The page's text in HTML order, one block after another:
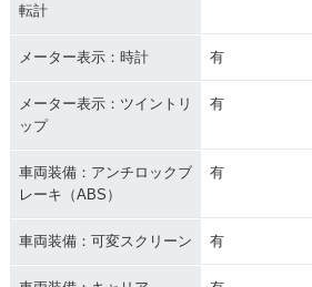
転計
メーター表示：時計 有
メーター表示：ツイントリ
ップ
有
車両装備：アンチロックブ
レーキ（ABS）
有
車両装備：可変スクリーン 有